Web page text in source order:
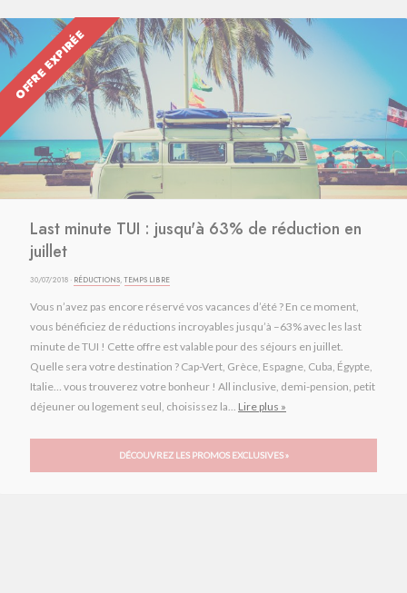
OFFRE EXPIRÉE
Last minute TUI : jusqu'à 63% de réduction en
juillet
30/07/2018 · RÉDUCTIONS,TEMPS LIBRE
Vous n’avez pas encore réservé vos vacances d’été ? En ce moment,
vous bénéficiez de réductions incroyables jusqu’à –63% avec les last
minute de TUI ! Cette offre est valable pour des séjours en juillet.
Quelle sera votre destination ? Cap-Vert, Grèce, Espagne, Cuba, Égypte,
Italie… vous trouverez votre bonheur ! All inclusive, demi-pension, petit
déjeuner ou logement seul, choisissez la... Lire plus »
DÉCOUVREZ LES PROMOS EXCLUSIVES »